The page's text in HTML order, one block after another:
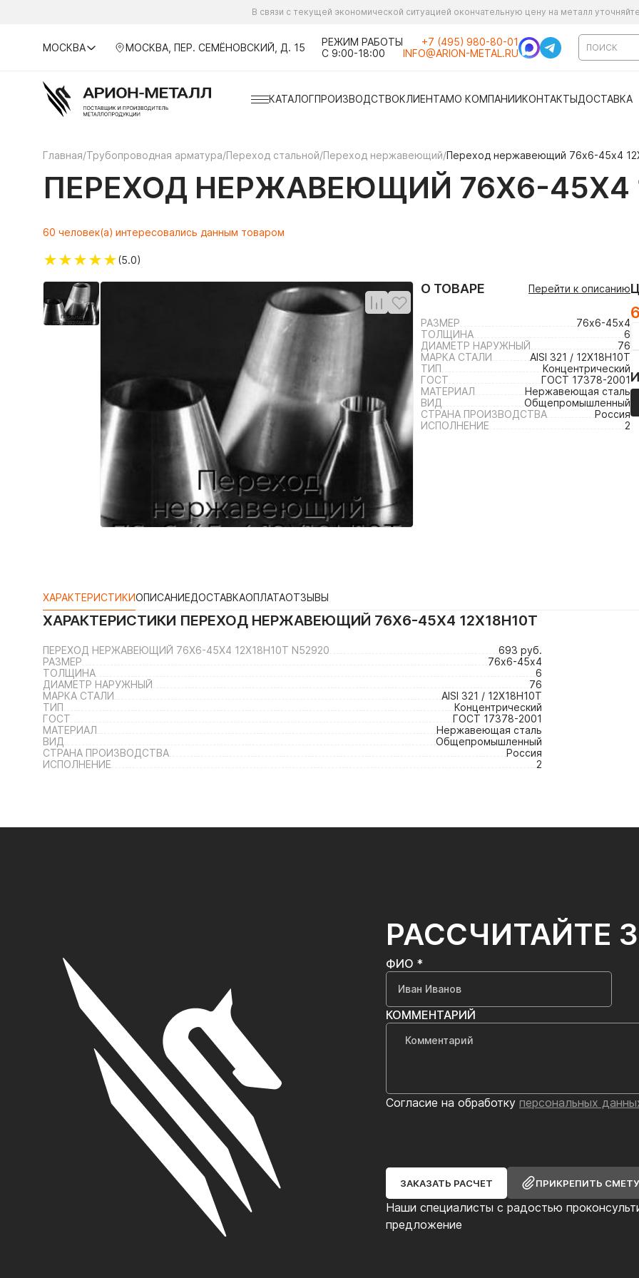
В связи с текущей экономической ситуацией окончательную цену на металл
МОСКВА МОСКВА, ПЕР. СЕМЁНОВСКИЙ, Д. 15
РЕЖИМ РАБОТЫ
С 9:00-18:00
+7 (495) 980-80-01
INFO@ARION-METAL.RU
КАТАЛОГПРОИЗВОДСТВОКЛИЕНТАМО КОМПАНИИКОНТАКТЫДОСТАВКА
Главная/Трубопроводная арматура/Переход стальной/Переход нержавеющий/Переход нержавеющий 76х6-45х4
ПЕРЕХОД НЕРЖАВЕЮЩИЙ 76Х6-45Х4
60 человек(а) интересовались данным товаром
★★★★★(5.0)
О ТОВАРЕ Перейти к описанию
РАЗМЕР
76х6-45х4
ТОЛЩИНА
6
ДИАМЕТР НАРУЖНЫЙ
76
МАРКА СТАЛИ
AISI 321 / 12Х18Н10Т
ТИП
Концентрический
ГОСТ
ГОСТ 17378-2001
МАТЕРИАЛ
Нержавеющая сталь
ВИД
Общепромышленный
СТРАНА ПРОИЗВОДСТВА
Россия
ИСПОЛНЕНИЕ
2
ХАРАКТЕРИСТИКИОПИСАНИЕДОСТАВКАОПЛАТАОТЗЫВЫ
ХАРАКТЕРИСТИКИ ПЕРЕХОД НЕРЖАВЕЮЩИЙ 76Х6-45Х4 12Х18Н10Т
ПЕРЕХОД НЕРЖАВЕЮЩИЙ 76Х6-45Х4 12Х18Н10Т N52920
693 руб.
РАЗМЕР
76х6-45х4
ТОЛЩИНА
6
ДИАМЕТР НАРУЖНЫЙ
76
МАРКА СТАЛИ
AISI 321 / 12Х18Н10Т
ТИП
Концентрический
ГОСТ
ГОСТ 17378-2001
МАТЕРИАЛ
Нержавеющая сталь
ВИД
Общепромышленный
СТРАНА ПРОИЗВОДСТВА
Россия
ИСПОЛНЕНИЕ
2
РАССЧИТАЙТЕ
Наши специалисты с радостью
предложение
ФИО *
КОММЕНТАРИЙ
Согласие на обработку персональных
ЗАКАЗАТЬ РАСЧЕТ ПРИКРЕПИТЬ СМЕТУ